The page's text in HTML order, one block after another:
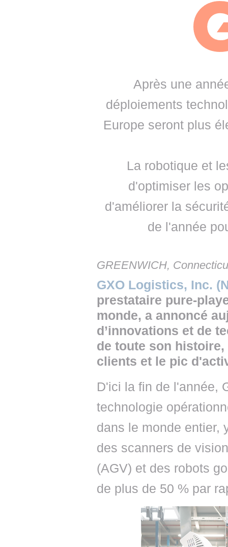
•
•
•
Après une
déploiements
Europe seront plus
La robotique et
d'optimiser les
d'améliorer la
de l'année
GREENWICH,
GXO Logistics, Inc.
prestataire pure-
monde, a annoncé
d’innovations et de
de toute son
clients et le pic
D'ici la fin de l'année,
technologie
dans le monde entier,
des scanners de
(AGV) et des robots
de plus de 50 % par